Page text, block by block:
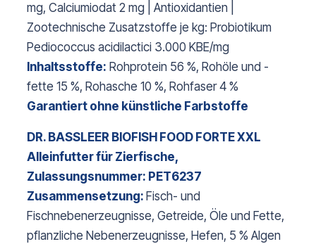
mg, Calciumiodat 2 mg | Antioxidantien |
Zootechnische Zusatzstoffe je kg: Probiotikum
Pediococcus acidilactici 3.000 KBE/mg
Inhaltsstoffe: Rohprotein 56 %, Rohöle und -
fette 15 %, Rohasche 10 %, Rohfaser 4 %
Garantiert ohne künstliche Farbstoffe
DR. BASSLEER BIOFISH FOOD FORTE XXL
Alleinfutter für Zierfische,
Zulassungsnummer: PET6237
Zusammensetzung: Fisch- und
Fischnebenerzeugnisse, Getreide, Öle und Fette,
pflanzliche Nebenerzeugnisse, Hefen, 5 % Algen